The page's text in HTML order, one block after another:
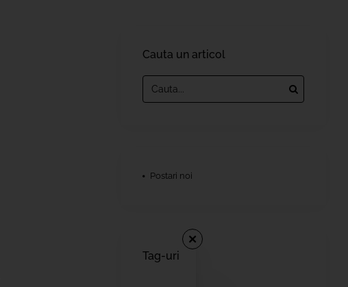
Cauta un articol
Postari noi
Tag-uri